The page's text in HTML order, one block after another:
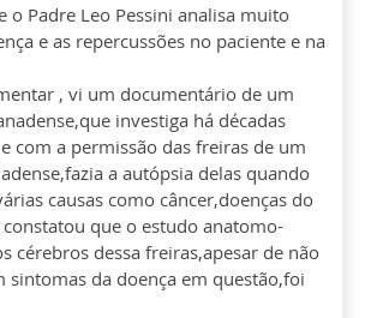
o Padre Leo Pessini analisa muito
e as repercussões no paciente e na
, vi um documentário de um
investiga há décadas
com a permissão das freiras de um
a autópsia delas quando
causas como câncer,doenças do
constatou que o estudo anatomo-
cérebros dessa freiras,apesar de não
sintomas da doença em questão,foi